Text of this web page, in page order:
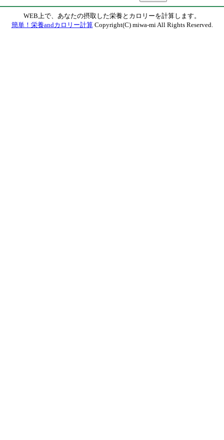
WEB上で、あなたの摂取した栄養とカロリーを計算します。
簡単！栄養andカロリー計算Copyright(C) miwa-mi All Rights Reserved.